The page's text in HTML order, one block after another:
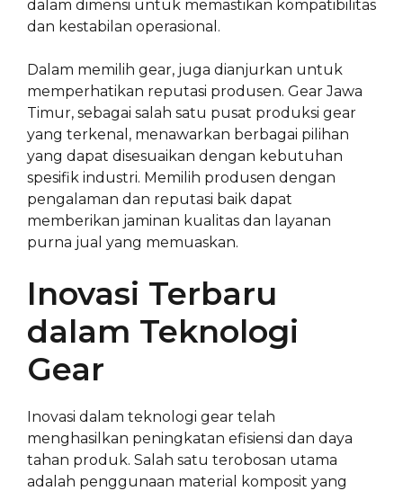
dalam dimensi untuk memastikan kompatibilitas
dan kestabilan operasional.
Dalam memilih gear, juga dianjurkan untuk
memperhatikan reputasi produsen. Gear Jawa
Timur, sebagai salah satu pusat produksi gear
yang terkenal, menawarkan berbagai pilihan
yang dapat disesuaikan dengan kebutuhan
spesifik industri. Memilih produsen dengan
pengalaman dan reputasi baik dapat
memberikan jaminan kualitas dan layanan
purna jual yang memuaskan.
Inovasi Terbaru
dalam Teknologi
Gear
Inovasi dalam teknologi gear telah
menghasilkan peningkatan efisiensi dan daya
tahan produk. Salah satu terobosan utama
adalah penggunaan material komposit yang